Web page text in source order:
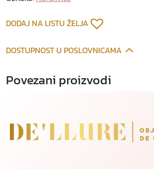
o
p
l
o
DODAJ NA LISTU ŽELJA
DOSTUPNOST U POSLOVNICAMA
Povezani proizvodi